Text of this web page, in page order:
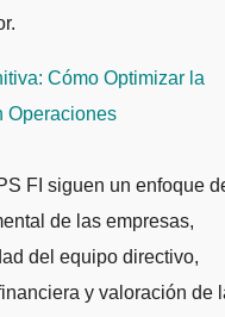
Cómo Optimizar la
Operaciones
FI siguen un enfoque
de las empresas,
del equipo directivo,
y valoración de